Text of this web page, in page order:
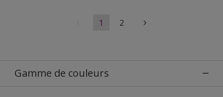
1 2
Gamme de couleurs